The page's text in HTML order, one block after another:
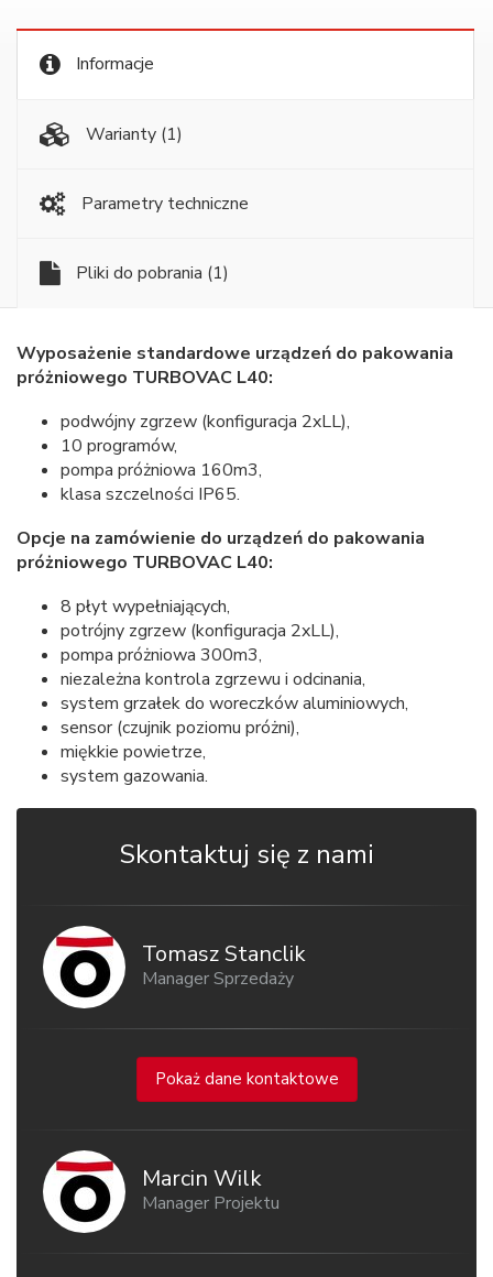
Informacje
Warianty (1)
Parametry techniczne
Pliki do pobrania (1)
Wyposażenie standardowe urządzeń do pakowania
próżniowego TURBOVAC L40:
podwójny zgrzew (konfiguracja 2xLL),
10 programów,
pompa próżniowa 160m3,
klasa szczelności IP65.
Opcje na zamówienie do urządzeń do pakowania
próżniowego TURBOVAC L40:
8 płyt wypełniających,
potrójny zgrzew (konfiguracja 2xLL),
pompa próżniowa 300m3,
niezależna kontrola zgrzewu i odcinania,
system grzałek do woreczków aluminiowych,
sensor (czujnik poziomu próżni),
miękkie powietrze,
system gazowania.
Skontaktuj się z nami
Tomasz Stanclik
Manager Sprzedaży
Pokaż dane kontaktowe
Marcin Wilk
Manager Projektu